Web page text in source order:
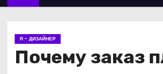
с
Я - ДИЗАЙНЕР
Почему заказ